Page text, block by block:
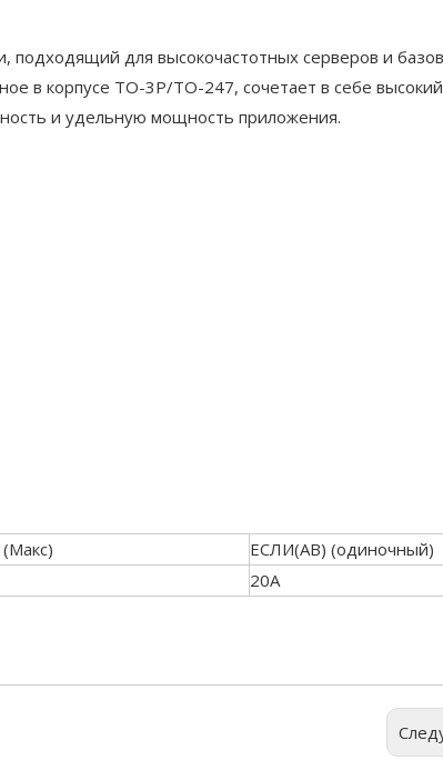
для высокочастотных серверов и
в корпусе TO-3P/TO-247, сочетает в себе высокий
и удельную мощность приложения.
ЕСЛИ(АВ) (одиночный)
20А